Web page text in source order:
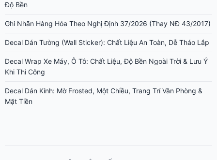
Độ Bền
Ghi Nhãn Hàng Hóa Theo Nghị Định 37/2026 (Thay NĐ 43/2017)
Decal Dán Tường (Wall Sticker): Chất Liệu An Toàn, Dễ Tháo Lắp
Decal Wrap Xe Máy, Ô Tô: Chất Liệu, Độ Bền Ngoài Trời & Lưu Ý
Khi Thi Công
Decal Dán Kính: Mờ Frosted, Một Chiều, Trang Trí Văn Phòng &
Mặt Tiền